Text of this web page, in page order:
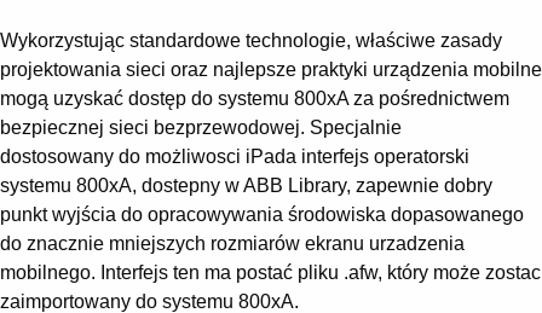
Wykorzystując standardowe technologie, właściwe zasady
projektowania sieci oraz najlepsze praktyki urządzenia mobilne
mogą uzyskać dostęp do systemu 800xA za pośrednictwem
bezpiecznej sieci bezprzewodowej. Specjalnie
dostosowany do możliwosci iPada interfejs operatorski
systemu 800xA, dostepny w ABB Library, zapewnie dobry
punkt wyjścia do opracowywania środowiska dopasowanego
do znacznie mniejszych rozmiarów ekranu urzadzenia
mobilnego. Interfejs ten ma postać pliku .afw, który może zostac
zaimportowany do systemu 800xA.